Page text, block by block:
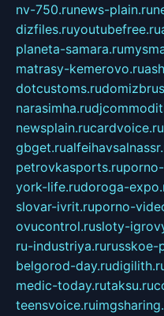
nv-750.runews-plain.ru
dizfiles.ruyoutubefree.ru
planeta-samara.ru
matrasy-kemerovo.ru
dotcustoms.ru
narasimha.ru
newsplain.rucardvoice.ru
gbget.ru
petrovkasports.ru
york-life.rudoroga-
slovar-ivrit.ruporno-
ovucontrol.rusloty-
ru-industriya.rurusskoe-
belgorod-day.ru
medic-today.rutaksu.ru
teensvoice.ru